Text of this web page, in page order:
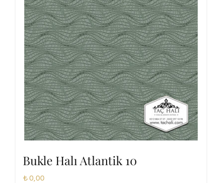
Bukle Halı Atlantik 10
₺0,00